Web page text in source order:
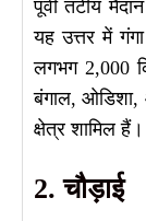
पूर्वी तटीय
यह उत्तर में
लगभग 2,000
बंगाल,
क्षेत्र शामिल हैं।
2. चौड़ाई